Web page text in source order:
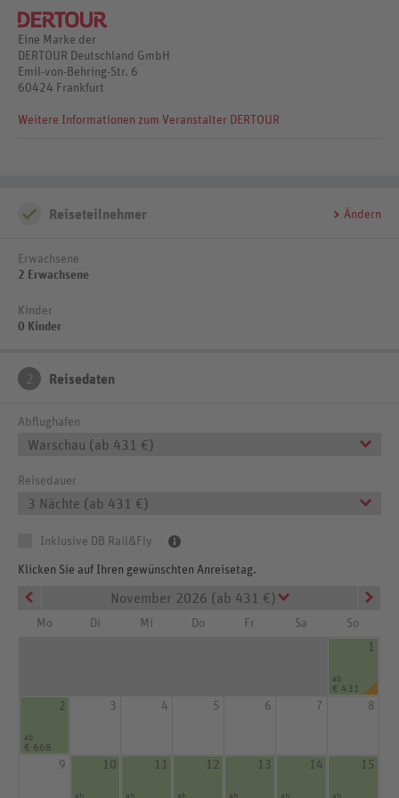
À-la-carte-Restaurant: mediterrane Küche, internationale Küche
Lobbybar
Eine Marke der
DERTOUR Deutschland GmbH
Emil-von-Behring-Str. 6
60424 Frankfurt
Weitere Informationen zum Veranstalter DERTOUR
Reiseteilnehmer Ändern
Erwachsene
2 Erwachsene
Kinder
0 Kinder
2 Reisedaten
Abflughafen
Warschau (ab 431 €)
Reisedauer
3 Nächte (ab 431 €)
Inklusive DB Rail&Fly
Klicken Sie auf Ihren gewünschten Anreisetag.
November 2026 (ab 431 €)
Mo Di Mi Do Fr Sa
So
1
ab
€ 431
2
ab
€ 668
3 4 5 6 7 8
9 10
ab
11
ab
12
ab
13
ab
14
ab
15
ab